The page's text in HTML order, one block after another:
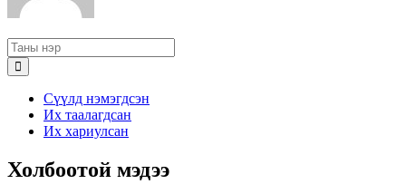
Сүүлд нэмэгдсэн
Их таалагдсан
Их хариулсан
Холбоотой мэдээ